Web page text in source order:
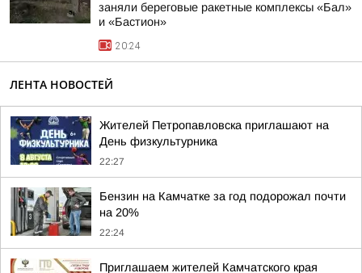
заняли береговые ракетные комплексы «Бал»
и «Бастион»
20:24
ЛЕНТА НОВОСТЕЙ
Жителей Петропавловска приглашают на
День физкультурника
22:27
Бензин на Камчатке за год подорожал почти
на 20%
22:24
Приглашаем жителей Камчатского края